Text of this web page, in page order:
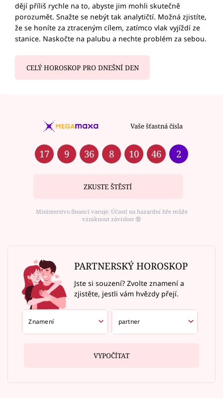
dějí příliš rychle na to, abyste jim mohli skutečně
porozumět. Snažte se nebýt tak analytičtí. Možná zjistíte,
že se honíte za ztraceným cílem, zatímco vlak vyjíždí ze
stanice. Naskočte na palubu a nechte problém za sebou.
CELÝ HOROSKOP PRO DNEŠNÍ DEN
Vaše šťastná čísla
17 9 36 8 10 46 2
ZKUSTE ŠTĚSTÍ
Ministerstvo financí varuje: Účastí na hazardní hře může
vzniknout závislost ⑱
PARTNERSKÝ HOROSKOP
Jste si souzení? Zvolte znamení a
zjistěte, jestli vám hvězdy přejí.
VYPOČÍTAT